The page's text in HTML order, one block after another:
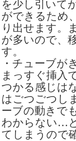
を少し引いて
ができるため
り出せます。
が多いので、
す。
・チューブが
まっすぐ挿入
つかる感じは
はごつごつし
ーブの動きで
わからない…
てしまうので